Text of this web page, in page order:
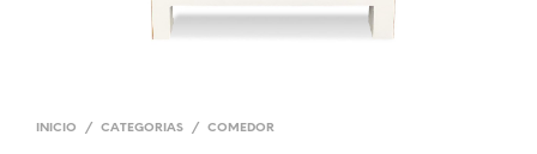
INICIO / CATEGORIAS / COMEDOR